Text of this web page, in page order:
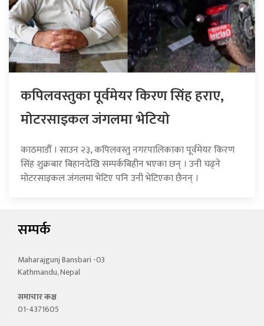
कपिलवस्तुका पूर्वमेयर किरण सिंह हराए,
माेटरसाइकल जंगलमा भेटियाे
काठमाडौँ । साउन २३, कपिलवस्तु नगरपालिकाका पूर्वमेयर किरण
सिंह शुक्रबार बिहानदेखि सम्पर्कबिहीन भएका छन् । उनी चढ्ने
मोटरसाइकल जंगलमा भेटिए पनि उनी भेटिएका छैनन् ।
सम्पर्क
Maharajgunj Bansbari -03
Kathmandu, Nepal
समाचार कक्ष
01-4371605